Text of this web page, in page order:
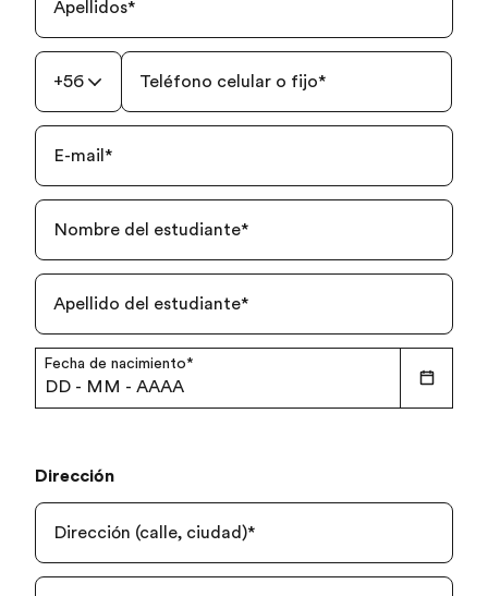
Apellidos*
+56 Teléfono celular o fijo*
E-mail *
Nombre del estudiante*
Apellido del estudiante*
Fecha de nacimiento*
DD - MM - AAAA
Dirección
Dirección (calle, ciudad)*